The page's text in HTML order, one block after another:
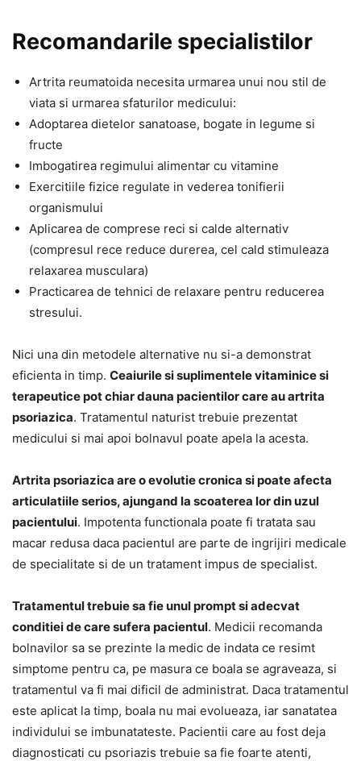
Recomandarile specialistilor
Artrita reumatoida necesita urmarea unui nou stil de
viata si urmarea sfaturilor medicului:
Adoptarea dietelor sanatoase, bogate in legume si
fructe
Imbogatirea regimului alimentar cu vitamine
Exercitiile fizice regulate in vederea tonifierii
organismului
Aplicarea de comprese reci si calde alternativ
(compresul rece reduce durerea, cel cald stimuleaza
relaxarea musculara)
Practicarea de tehnici de relaxare pentru reducerea
stresului.
Nici una din metodele alternative nu si-a demonstrat
eficienta in timp. Ceaiurile si suplimentele vitaminice si
terapeutice pot chiar dauna pacientilor care au artrita
psoriazica. Tratamentul naturist trebuie prezentat
medicului si mai apoi bolnavul poate apela la acesta.
Artrita psoriazica are o evolutie cronica si poate afecta
articulatiile serios, ajungand la scoaterea lor din uzul
pacientului. Impotenta functionala poate fi tratata sau
macar redusa daca pacientul are parte de ingrijiri medicale
de specialitate si de un tratament impus de specialist.
Tratamentul trebuie sa fie unul prompt si adecvat
conditiei de care sufera pacientul. Medicii recomanda
bolnavilor sa se prezinte la medic de indata ce resimt
simptome pentru ca, pe masura ce boala se agraveaza, si
tratamentul va fi mai dificil de administrat. Daca tratamentul
este aplicat la timp, boala nu mai evolueaza, iar sanatatea
individului se imbunatateste. Pacientii care au fost deja
diagnosticati cu psoriazis trebuie sa fie foarte atenti,